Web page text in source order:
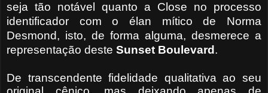
seja tão notável quanto a Close no processo
identificador como élan míticode Norma
Desmond, isto, de forma alguma, desmerece a
representação deste Sunset Boulevard .
De transcendente fidelidade qualitativa ao seu